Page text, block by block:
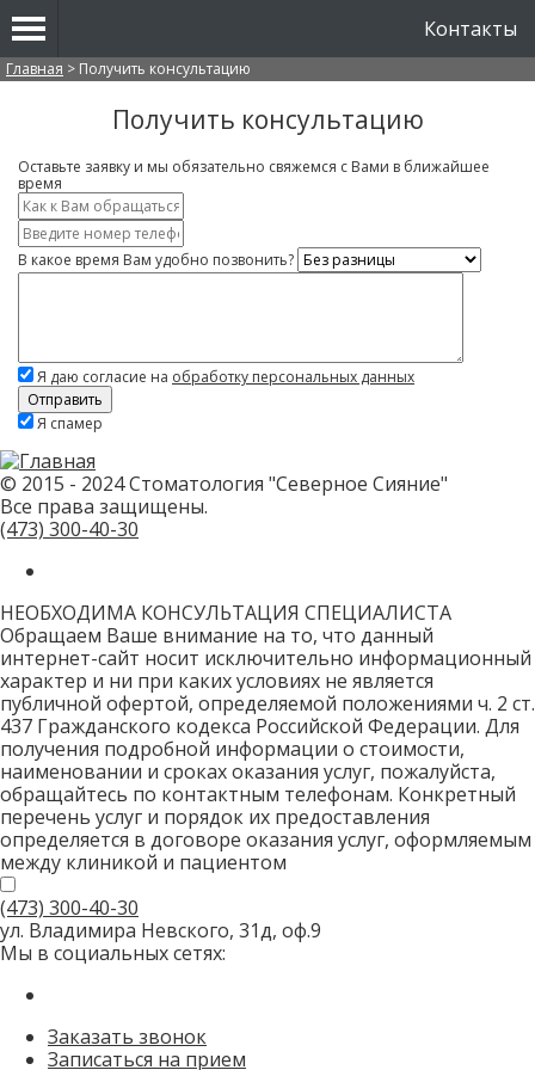
Контакты
Вы здесь
Главная > Получить консультацию
Получить консультацию
Оставьте заявку и мы обязательно свяжемся с Вами в ближайшее
время
Имя
*
Контактный
телефон
*
В какое время Вам удобно позвонить?
Что
Я даю согласие на обработку персональных данных
Скажите,
не
заполняйте
это
поле.
CAPTCHA
только
роботов!
Я спамер
© 2015 - 2024 Стоматология "Северное Сияние"
Все права защищены.
(473) 300-40-30
НЕОБХОДИМА КОНСУЛЬТАЦИЯ СПЕЦИАЛИСТА
Обращаем Ваше внимание на то, что данный
интернет-сайт носит исключительно информационный
характер и ни при каких условиях не является
публичной офертой, определяемой положениями ч. 2 ст.
437 Гражданского кодекса Российской Федерации. Для
получения подробной информации о стоимости,
наименовании и сроках оказания услуг, пожалуйста,
обращайтесь по контактным телефонам. Конкретный
перечень услуг и порядок их предоставления
определяется в договоре оказания услуг, оформляемым
между клиникой и пациентом
(473) 300-40-30
ул. Владимира Невского, 31д, оф.9
Мы в социальных сетях:
Заказать звонок
Записаться на прием